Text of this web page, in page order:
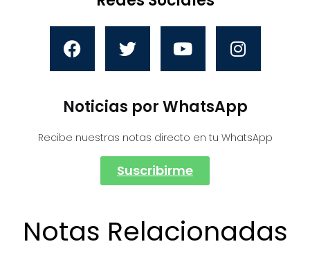
Noticias por WhatsApp
Recibe nuestras notas directo en tu WhatsApp
Suscribirme
Notas Relacionadas